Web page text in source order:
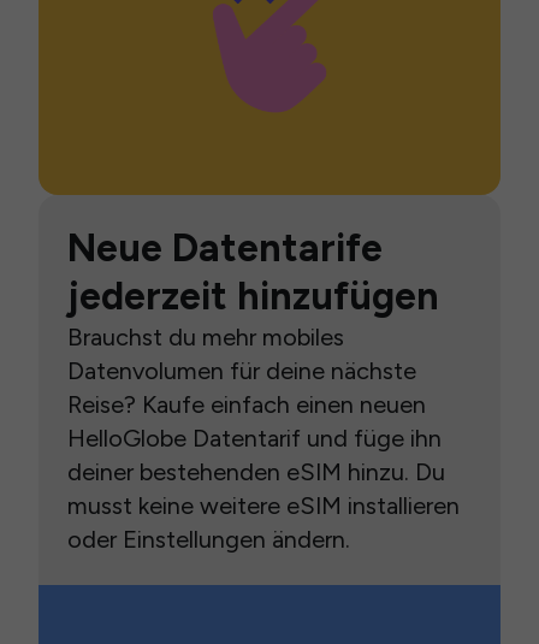
Neue Datentarife
jederzeit hinzufügen
Brauchst du mehr mobiles
Datenvolumen für deine nächste
Reise? Kaufe einfach einen neuen
HelloGlobe Datentarif und füge ihn
deiner bestehenden eSIM hinzu. Du
musst keine weitere eSIM installieren
oder Einstellungen ändern.